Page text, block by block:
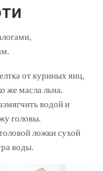
от куриных яиц,
же масла льна.
водой и
головы.
ложки сухой
воды.